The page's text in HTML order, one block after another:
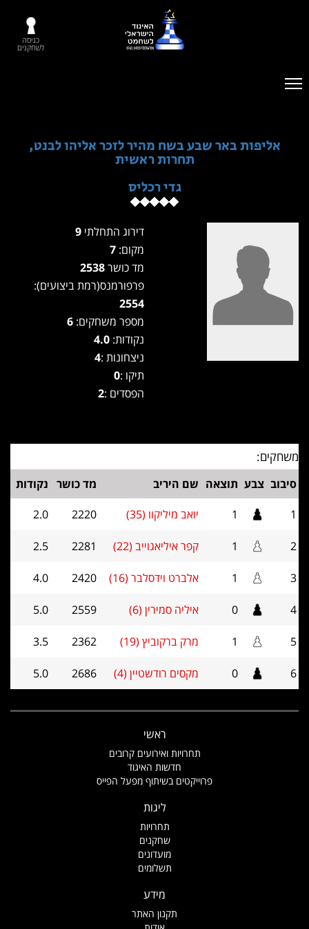
כניסה
לשחקנים
אליפות באר שבע בשח מהיר לזכר אליהו לבנט,
תחרות ראשית
גדי רכליס
דירוג התחלתי
מקום:
מד כושר
פרפורמנס(רמת ביצועים):
2554
מספר משחקים:
נקודות: 4.0
ניצחונות :4
תיקו :0
הפסדים :2
משחקים:
סיבוב צבע תוצאה שם היריב מד כושר נקודות
1
1 יואב מיליקוו (35) 2220
2.0
2
1 קפר איליאגוייב (22) 2281
2.5
3
1 אלברט וידסלבר (16) 2420
4.0
4
0 איליה סמירין (6) 2559
5.0
5
1 מרק ברקוביץ (19) 2362
3.5
6
0 מקסים רודשטיין (4) 2686
5.0
ראשי
תחרויות ואירועים קרובים
חדשות האיגוד
פרוייקטים בשיתוף מפעל הפייס
ליגות
תחרויות
שחקנים
מועדונים
תשלומים
מידע
תקנון האתר